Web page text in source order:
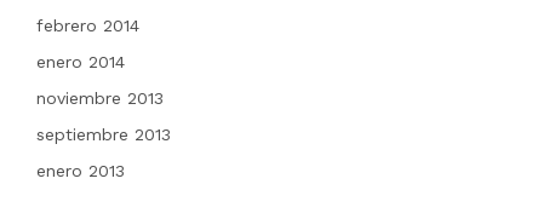
febrero 2014
enero 2014
noviembre 2013
septiembre 2013
enero 2013